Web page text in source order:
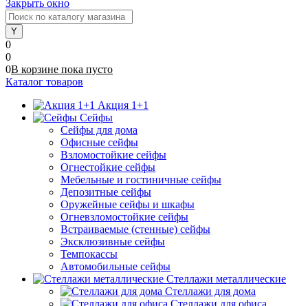
Закрыть окно
0
0
0В корзине пока пусто
Каталог товаров
Акция 1+1
Сейфы
Сейфы для дома
Офисные сейфы
Взломостойкие сейфы
Огнестойкие сейфы
Мебельные и гостиничные сейфы
Депозитные сейфы
Оружейные сейфы и шкафы
Огневзломостойкие сейфы
Встраиваемые (стенные) сейфы
Эксклюзивные сейфы
Темпокассы
Автомобильные сейфы
Стеллажи металлические
Стеллажи для дома
Стеллажи для офиса